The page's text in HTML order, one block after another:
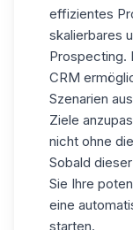
effizientes
skalierbares
Prospecting.
CRM
Szenarien
Ziele
nicht ohne
Sobald
Sie Ihre
eine
starten.